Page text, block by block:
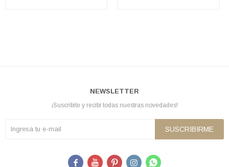
NEWSLETTER
¡Suscribite y recibí todas nuestras novedades!
SUSCRIBIRME
    